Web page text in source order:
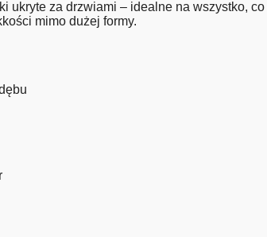
ukryte za drzwiami – idealne na wszystko,
mimo dużej formy.